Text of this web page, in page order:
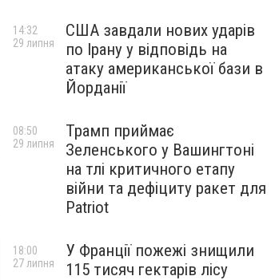
США завдали нових ударів
по Ірану у відповідь на
атаку американської бази в
Йорданії
14:32
29 липня
Трамп приймає
Зеленського у Вашингтоні
на тлі критичного етапу
війни та дефіциту ракет для
Patriot
08:50
29 липня
У Франції пожежі знищили
115 тисяч гектарів лісу
18:00
27 липня